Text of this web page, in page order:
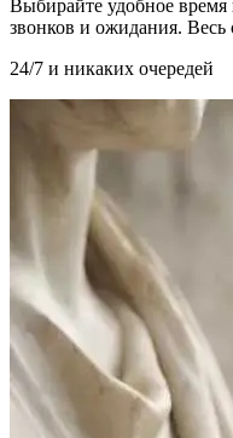
Выбирайте удобное время
звонков и ожидания.
24/7 и никаких очередей